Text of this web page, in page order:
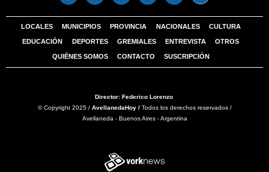
LOCALES MUNICIPIOS PROVINCIA NACIONALES CULTURA
EDUCACIÓN DEPORTES GREMIALES ENTREVISTA OTROS
QUIÉNES SOMOS CONTACTO SUSCRIPCIÓN
Director: Federico Lorenzo
© Copyright 2025 / AvellanedaHoy /Todos los derechos reservados /
Avellaneda - Buenos Aires - Argentina